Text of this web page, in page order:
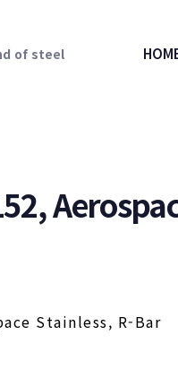
of steel
Stainless, R-Bar